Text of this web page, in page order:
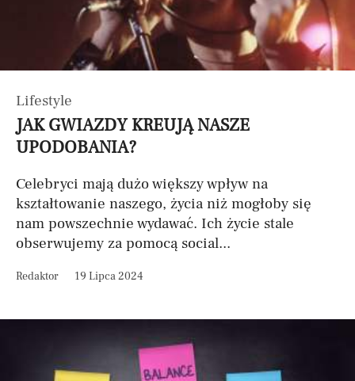
Lifestyle
JAK GWIAZDY KREUJĄ NASZE
UPODOBANIA?
Celebryci mają dużo większy wpływ na
kształtowanie naszego, życia niż mogłoby się
nam powszechnie wydawać. Ich życie stale
obserwujemy za pomocą social...
Redaktor 19 Lipca 2024